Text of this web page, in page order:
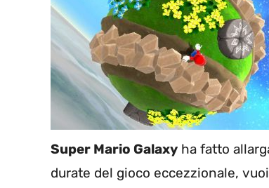
Super Mario Galaxy ha fatto
durate del gioco eccezzionale,